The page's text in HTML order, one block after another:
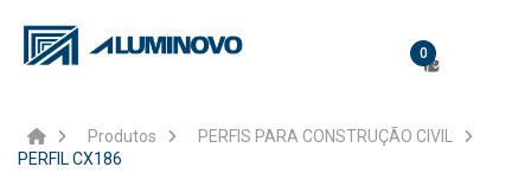
0
Produtos
PERFIS PARA CONSTRUÇÃO CIVIL
PERFIL CX186